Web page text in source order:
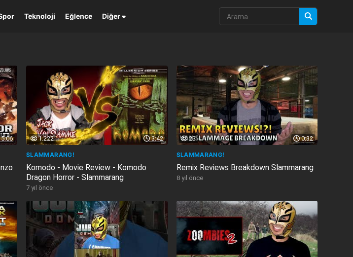
Teknoloji Eğlence Diğer
5:06 3:42
1.222
SLAMMARANG!
Komodo - Movie Review - Komodo
Dragon Horror - Slammarang
7 yıl önce
0:32
23
SLAMMARANG!
Remix Reviews Breakdown Slammarang
8 yıl önce